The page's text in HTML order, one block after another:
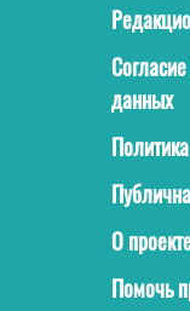
данных
О
Помочь